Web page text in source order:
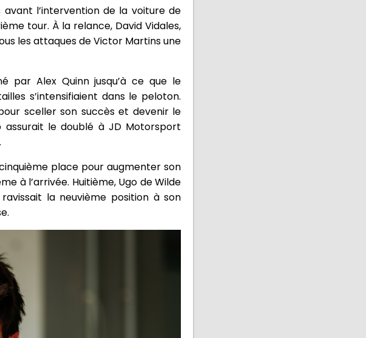
l’intervention de la voiture de
tour. À la relance, David Vidales,
les attaques de Victor Martins une
par Alex Quinn jusqu’à ce que le
s’intensifiaient dans le peloton.
sceller son succès et devenir le
le doublé à JD Motorsport
place pour augmenter son
à l’arrivée. Huitième, Ugo de Wilde
la neuvième position à son